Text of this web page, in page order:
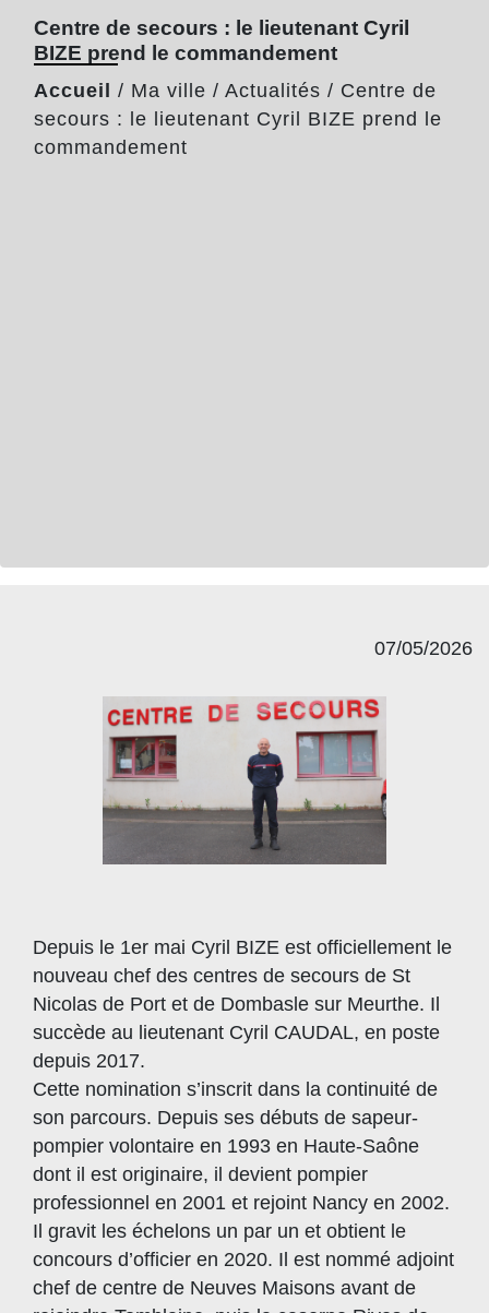
Centre de secours : le lieutenant Cyril
BIZE prend le commandement
Accueil / Ma ville / Actualités / Centre de
secours : le lieutenant Cyril BIZE prend le
commandement
07/05/2026
Depuis le 1er mai Cyril BIZE est officiellement le
nouveau chef des centres de secours de St
Nicolas de Port et de Dombasle sur Meurthe. Il
succède au lieutenant Cyril CAUDAL, en poste
depuis 2017.
Cette nomination s’inscrit dans la continuité de
son parcours. Depuis ses débuts de sapeur-
pompier volontaire en 1993 en Haute-Saône
dont il est originaire, il devient pompier
professionnel en 2001 et rejoint Nancy en 2002.
Il gravit les échelons un par un et obtient le
concours d’officier en 2020. Il est nommé adjoint
chef de centre de Neuves Maisons avant de